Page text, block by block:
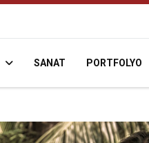
SANAT PORTFOLYO